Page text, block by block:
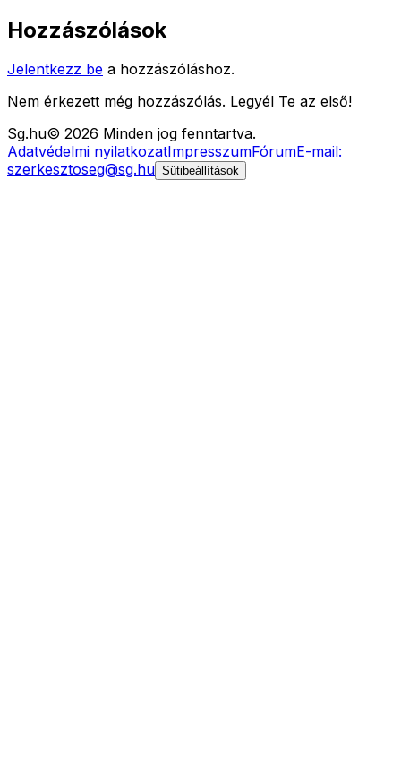
Hozzászólások
Jelentkezz be a hozzászóláshoz.
Nem érkezett még hozzászólás. Legyél Te az első!
Sg.hu© 2026 Minden jog fenntartva.
Adatvédelmi nyilatkozatImpresszumFórumE-mail:
szerkesztoseg@sg.hu Sütibeállítások